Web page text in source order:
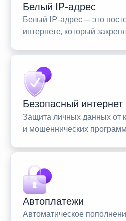
Белый IP-адрес
Белый IP-адрес — это
интернете, который
Безопасный интернет
Защита личных данных от
и мошеннических
Автоплатежи
Автоматическое